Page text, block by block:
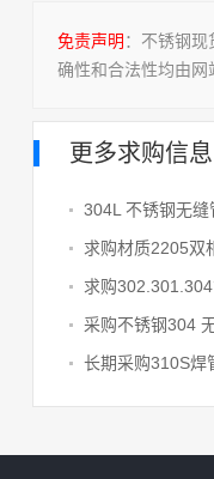
免责声明 ：不锈钢
确性和合法性均由
更多求购信息
304L 不锈钢无缝
求购材质2205双
求购
采购不锈钢304
长期采购310S焊